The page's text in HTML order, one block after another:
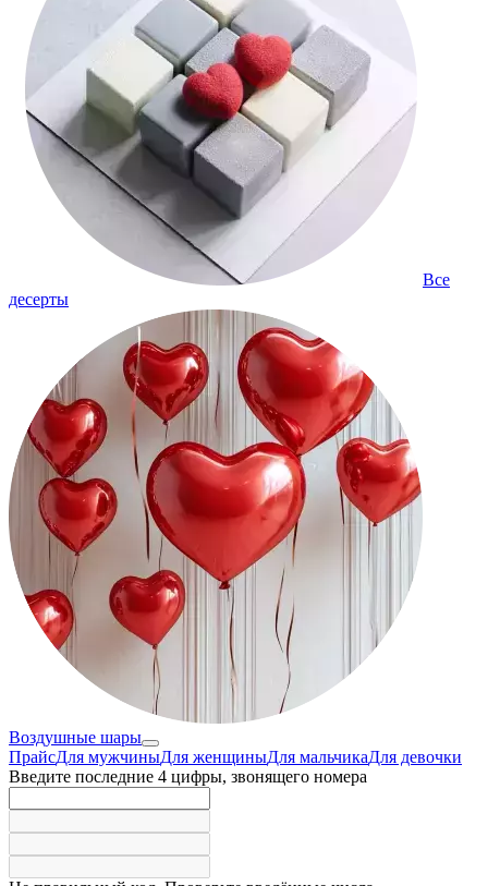
Все
десерты
Воздушные шары
ПрайсДля мужчиныДля женщиныДля мальчикаДля девочки
Введите последние 4 цифры, звонящего номера